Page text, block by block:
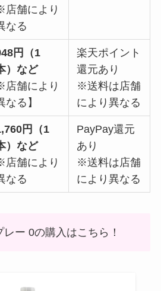
店舗により
なる
円（1
）など
店舗により
なる】
楽天ポイント
還元あり
※送料は店舗
により異なる
円（1
）など
店舗により
なる
PayPay還元
あり
※送料は店舗
により異なる
レー 0の購入はこちら！